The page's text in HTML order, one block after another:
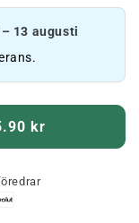
13 augusti
kr